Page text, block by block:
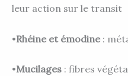
leur action sur le transit
•Rhéine et émodine:
•Mucilages : fibres